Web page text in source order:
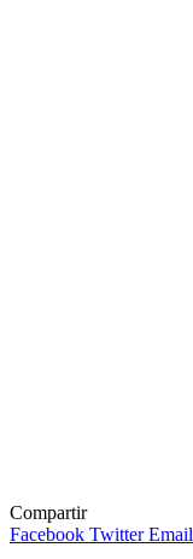
Compartir
Facebook Twitter Email